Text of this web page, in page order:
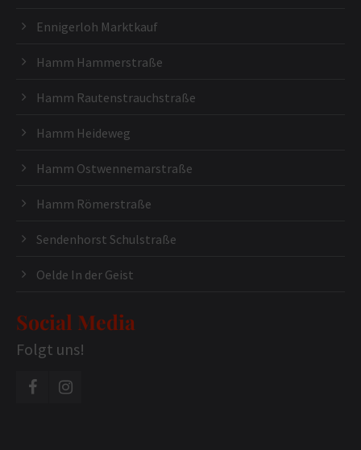
Ennigerloh Marktkauf
Hamm Hammerstraße
Hamm Rautenstrauchstraße
Hamm Heideweg
Hamm Ostwennemarstraße
Hamm Römerstraße
Sendenhorst Schulstraße
Oelde In der Geist
Social Media
Folgt uns!